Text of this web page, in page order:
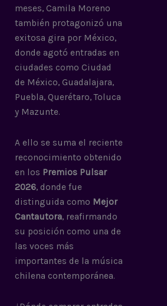
meses, Camila Moreno
también protagonizó una
exitosa gira por México,
donde agotó entradas en
ciudades como Ciudad
de México, Guadalajara,
Puebla, Querétaro, Toluca
y Mazunte.
A ello se suma el reciente
reconocimiento obtenido
en los Premios Pulsar
2026, donde fue
distinguida como Mejor
Cantautora, reafirmando
su posición como una de
las voces más
importantes de la música
chilena contemporánea.